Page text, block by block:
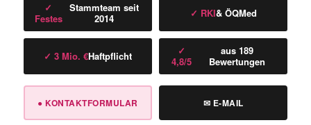
✓
Festes
Stammteam seit
2014
✓ RKI& ÖQMed
✓ 3 Mio. €Haftpflicht
✓
4,8/5
aus 189
Bewertungen
● KONTAKTFORMULAR ✉ E-MAIL